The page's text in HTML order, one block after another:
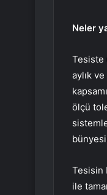
Neler
Tesiste
aylık
ölçü
Tesisin
ile